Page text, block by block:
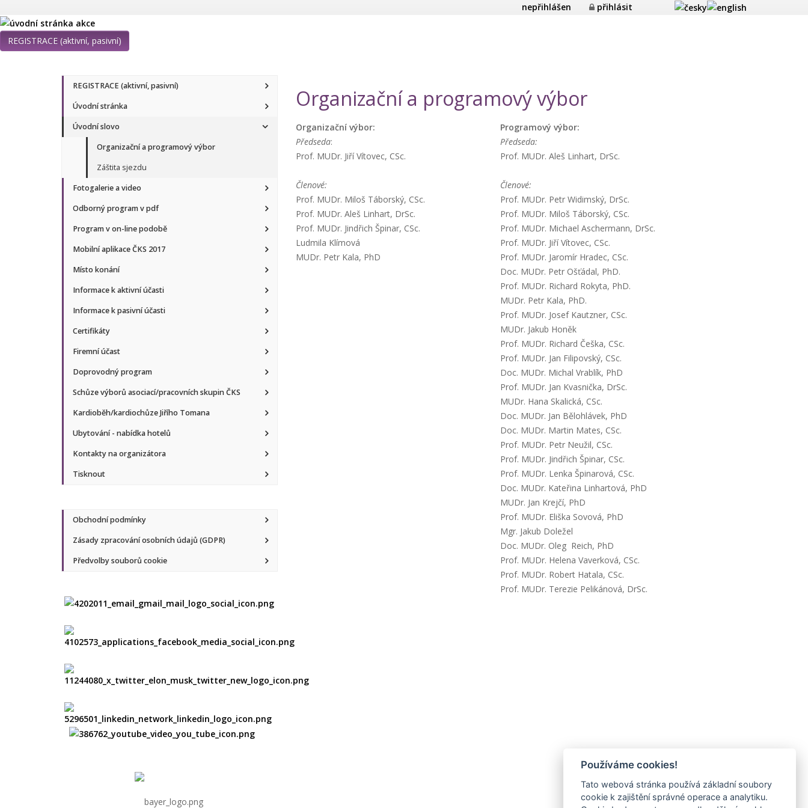
nepřihlášen přihlásit
REGISTRACE (aktivní, pasivní)
REGISTRACE (aktivní, pasivní)
Úvodní stránka
Úvodní slovo
Organizační a programový výbor
Záštita sjezdu
Fotogalerie a video
Odborný program v pdf
Program v on-line podobě
Mobilní aplikace ČKS 2017
Místo konání
Informace k aktivní účasti
Informace k pasivní účasti
Certifikáty
Firemní účast
Doprovodný program
Schůze výborů asociací/pracovních skupin ČKS
Kardioběh/kardiochůze Jiřího Tomana
Ubytování - nabídka hotelů
Kontakty na organizátora
Tisknout
Obchodní podmínky
Zásady zpracování osobních údajů (GDPR)
Předvolby souborů cookie
Organizační a programový výbor
Organizační výbor:
Programový výbor:
Předseda:
Předseda:
Prof. MUDr. Jiří Vítovec, CSc.
Prof. MUDr. Aleš Linhart, DrSc.
Členové:
Členové:
Prof. MUDr. Miloš Táborský, CSc.
Prof. MUDr. Petr Widimský, DrSc.
Prof. MUDr. Aleš Linhart, DrSc.
Prof. MUDr. Miloš Táborský, CSc.
Prof. MUDr. Jindřich Špinar, CSc.
Prof. MUDr. Michael Aschermann, DrSc.
Ludmila Klímová
Prof. MUDr. Jiří Vítovec, CSc.
MUDr. Petr Kala, PhD
Prof. MUDr. Jaromír Hradec, CSc.
Doc. MUDr. Petr Ošťádal, PhD.
Prof. MUDr. Richard Rokyta, PhD.
MUDr. Petr Kala, PhD.
Prof. MUDr. Josef Kautzner, CSc.
MUDr. Jakub Honěk
Prof. MUDr. Richard Češka, CSc.
Prof. MUDr. Jan Filipovský, CSc.
Doc. MUDr. Michal Vrablík, PhD
Prof. MUDr. Jan Kvasnička, DrSc.
MUDr. Hana Skalická, CSc.
Doc. MUDr. Jan Bělohlávek, PhD
Doc. MUDr. Martin Mates, CSc.
Prof. MUDr. Petr Neužil, CSc.
Prof. MUDr. Jindřich Špinar, CSc.
Prof. MUDr. Lenka Špinarová, CSc.
Doc. MUDr. Kateřina Linhartová, PhD
MUDr. Jan Krejčí, PhD
Prof. MUDr. Eliška Sovová, PhD
Mgr. Jakub Doležel
Doc. MUDr. Oleg Reich, PhD
Prof. MUDr. Helena Vaverková, CSc.
Prof. MUDr. Robert Hatala, CSc.
Prof. MUDr. Terezie Pelikánová, DrSc.
Používáme cookies!
Tato webová stránka používá základní soubory
cookie k zajištění správné operace a analytiku.